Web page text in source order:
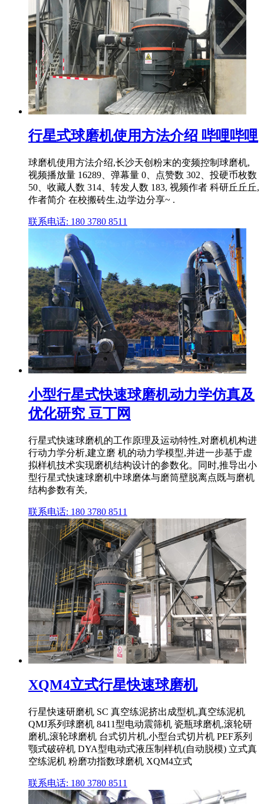
行星式球磨机使用方法介绍 哔哩哔哩
球磨机使用方法介绍,长沙天创粉末的变频控制球磨机,
视频播放量 16289、弹幕量 0、点赞数 302、投硬币枚数
50、收藏人数 314、转发人数 183, 视频作者 科研丘丘丘,
作者简介 在校搬砖生,边学边分享~ .
联系电话: 180 3780 8511
小型行星式快速球磨机动力学仿真及
优化研究 豆丁网
行星式快速球磨机的工作原理及运动特性,对磨机机构进
行动力学分析,建立磨 机的动力学模型,并进一步基于虚
拟样机技术实现磨机结构设计的参数化。同时,推导出小
型行星式快速球磨机中球磨体与磨筒壁脱离点既与磨机
结构参数有关,
联系电话: 180 3780 8511
XQM4立式行星快速球磨机
行星快速研磨机 SC 真空练泥挤出成型机,真空练泥机
QMJ系列球磨机 8411型电动震筛机 瓷瓶球磨机,滚轮研
磨机,滚轮球磨机 台式切片机,小型台式切片机 PEF系列
颚式破碎机 DYA型电动式液压制样机(自动脱模) 立式真
空练泥机 粉磨功指数球磨机 XQM4立式
联系电话: 180 3780 8511